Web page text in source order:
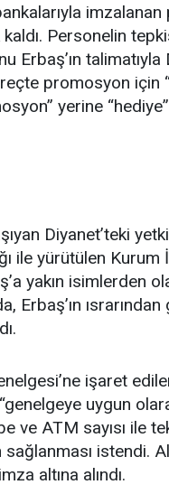
Personelin
talimatıyla
promosyon için
yerine “hediye”
Diyanet’teki
ile yürütülen Kurum
yakın isimlerden
Erbaş’ın
işaret
uygun
ve ATM sayısı ile
istendi.
altına alındı.